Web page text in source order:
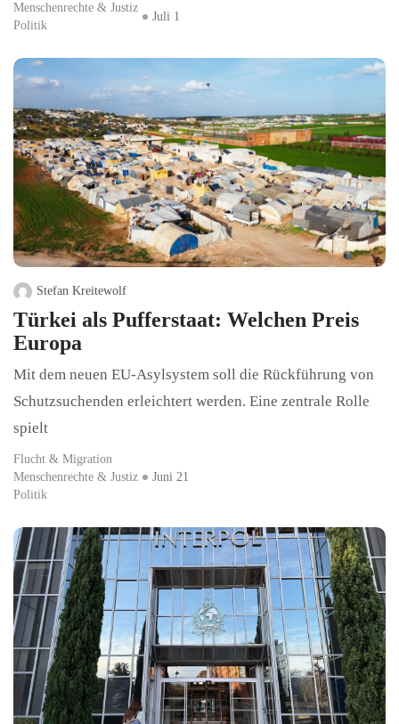
Menschenrechte & Justiz
Politik
Juli 1
Stefan Kreitewolf
Türkei als Pufferstaat: Welchen Preis
Europa
Mit dem neuen EU-Asylsystem soll die Rückführung von
Schutzsuchenden erleichtert werden. Eine zentrale Rolle
spielt
Flucht & Migration
Menschenrechte & Justiz
Politik
Juni 21